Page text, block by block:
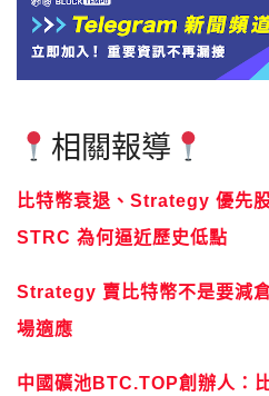
相關報導
比特幣衰退、Strategy 優先
STRC 為何逼近歷史低點
Strategy 賣比特幣不是要減
場適應
中國礦池BTC.TOP創辦人：